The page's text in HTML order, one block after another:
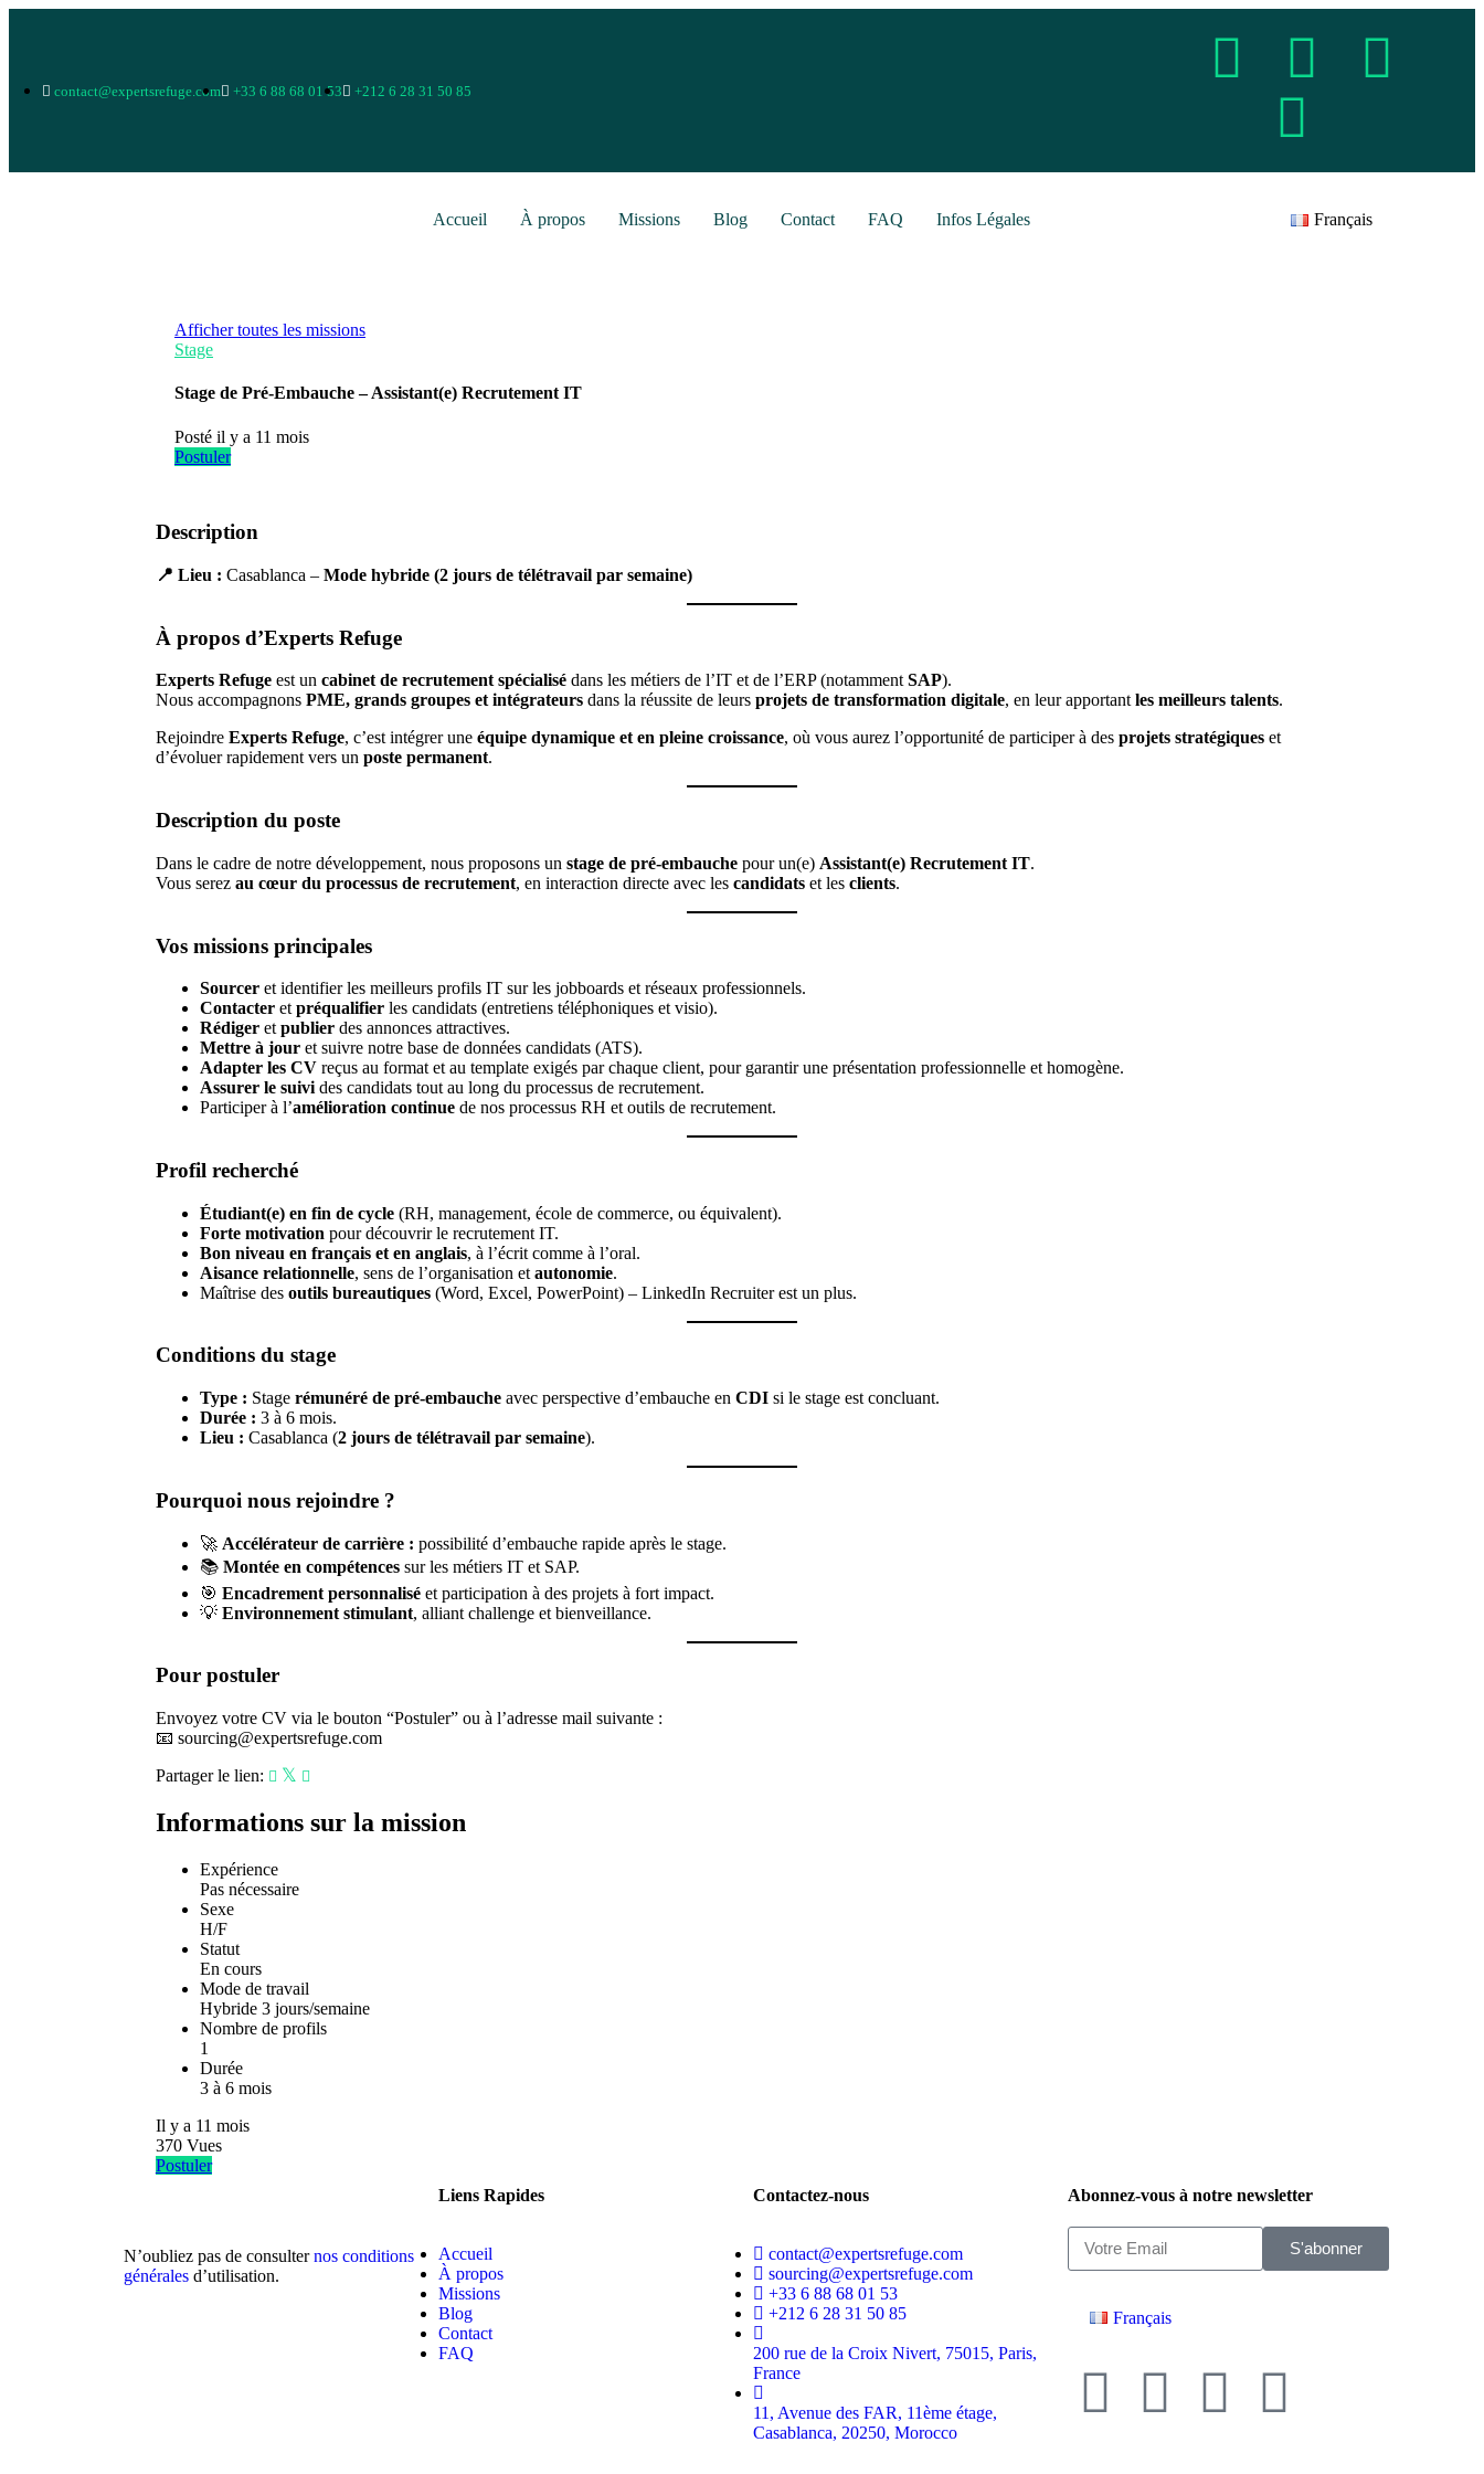
contact@expertsrefuge.com +33 6 88 68 01 53 +212 6 28 31 50 85
Accueil À propos Missions Blog Contact FAQ Infos Légales Français
Afficher toutes les missions
Stage
Stage de Pré-Embauche – Assistant(e) Recrutement IT
Posté il y a 11 mois
Postuler
Description
📍 Lieu : Casablanca – Mode hybride (2 jours de télétravail par semaine)
À propos d’Experts Refuge
Experts Refugeest un cabinet de recrutement spécialisédans les métiers de l’IT et de l’ERP (notammentSAP).
Nous accompagnons PME, grands groupes et intégrateursdans la réussite de leurs projets de transformation digitale, en leur apportantles meilleurs talents.
Rejoindre Experts Refuge, c’est intégrer une équipe dynamique et en pleine croissance, où vous aurez l’opportunité de participer à des projets stratégiqueset
d’évoluer rapidement vers un poste permanent.
Description du poste
Dans le cadre de notre développement, nous proposons un stage de pré-embauchepour un(e) Assistant(e) Recrutement IT.
Vous serez au cœur du processus de recrutement, en interaction directe avec les candidatset les clients.
Vos missions principales
Sourceret identifier les meilleurs profils IT sur les jobboards et réseaux professionnels.
Contacteret préqualifierles candidats (entretiens téléphoniques et visio).
Rédigeret publierdes annonces attractives.
Mettre à jouret suivre notre base de données candidats (ATS).
Adapter les CVreçus au format et au template exigés par chaque client, pour garantir une présentation professionnelle et homogène.
Assurer le suivides candidats tout au long du processus de recrutement.
Participer à l’amélioration continuede nos processus RH et outils de recrutement.
Profil recherché
Étudiant(e) en fin de cycle(RH, management, école de commerce, ou équivalent).
Forte motivation pour découvrir le recrutement IT.
Bon niveau en français et en anglais, à l’écrit comme à l’oral.
Aisance relationnelle, sens de l’organisation et autonomie.
Maîtrise des outils bureautiques(Word, Excel, PowerPoint) – LinkedIn Recruiter est un plus.
Conditions du stage
Type : Stage rémunéré de pré-embaucheavec perspective d’embauche en CDIsi le stage est concluant.
Durée : 3 à 6 mois.
Lieu : Casablanca (2 jours de télétravail par semaine).
Pourquoi nous rejoindre ?
🚀 Accélérateur de carrière : possibilité d’embauche rapide après le stage.
📚 Montée en compétencessur les métiers IT et SAP.
🎯 Encadrement personnaliséet participation à des projets à fort impact.
💡 Environnement stimulant, alliant challenge et bienveillance.
Pour postuler
Envoyez votre CV via le bouton “Postuler” ou à l’adresse mail suivante :
📧 sourcing@expertsrefuge.com
Partager le lien:
Informations sur la mission
Expérience
Pas nécessaire
Sexe
H/F
Statut
En cours
Mode de travail
Hybride 3 jours/semaine
Nombre de profils
1
Durée
3 à 6 mois
Il y a 11 mois
370Vues
Postuler
N’oubliez pas de consulternos conditions
générales d’utilisation.
Liens Rapides
Accueil
À propos
Missions
Blog
Contact
FAQ
Contactez-nous
contact@expertsrefuge.com
sourcing@expertsrefuge.com
+33 6 88 68 01 53
+212 6 28 31 50 85
200 rue de la Croix Nivert, 75015, Paris,
France
11, Avenue des FAR, 11ème étage,
Casablanca, 20250, Morocco
Abonnez-vous à notre newsletter
S'abonner
Français